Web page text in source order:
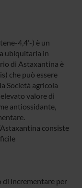
4,4'-) è un
ubiquitaria in
di Astaxantina è
che può essere
Società agricola
valore di
antiossidante,
consiste
di incrementare per